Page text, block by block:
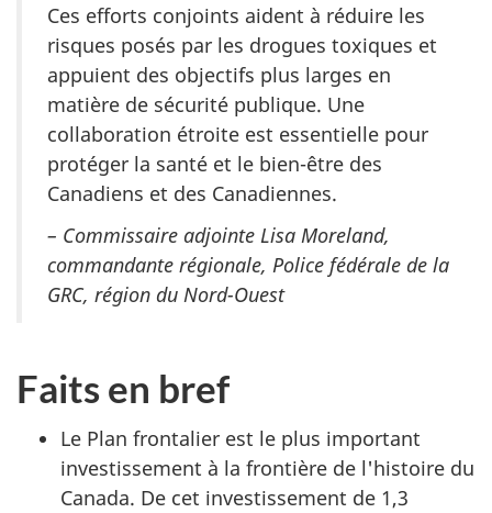
Ces efforts conjoints aident à réduire les
risques posés par les drogues toxiques et
appuient des objectifs plus larges en
matière de sécurité publique. Une
collaboration étroite est essentielle pour
protéger la santé et le bien-être des
Canadiens et des Canadiennes.
– Commissaire adjointe Lisa Moreland,
commandante régionale, Police fédérale de la
GRC, région du Nord-Ouest
Faits en bref
Le Plan frontalier est le plus important
investissement à la frontière de l'histoire du
Canada. De cet investissement de 1,3